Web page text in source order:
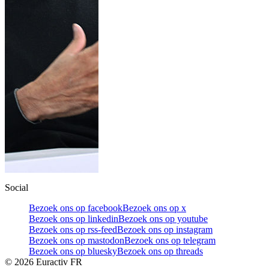
Social
Bezoek ons op facebookBezoek ons op x
Bezoek ons op linkedinBezoek ons op youtube
Bezoek ons op rss-feedBezoek ons op instagram
Bezoek ons op mastodonBezoek ons op telegram
Bezoek ons op blueskyBezoek ons op threads
© 2026 Euractiv FR